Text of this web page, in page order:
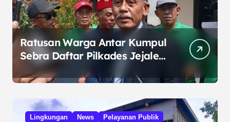
Ratusan Warga Antar Kumpul
Sebra Daftar Pilkades Jejalen
Jaya, Serukan Pemilu Damai
Lingkungan News Pelayanan Publik